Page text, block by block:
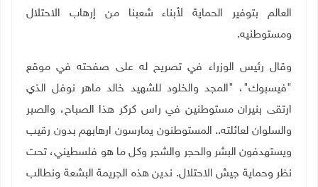
العالم بتوفير الحماية لأبناء شعبنا من إرهاب الاحتلال
ومستوطنيه.
وقال رئيس الوزراء في تصريح له على صفحته في موقع
"فيسبوك"، "المجد والخلود للشهيد خالد ماهر نوفل الذي
ارتقى بنيران مستوطنين في راس كركر هذا الصباح، والصبر
والسلوان لعائلته.. المستوطنون يمارسون ارهابهم بدون رقيب
ويستهدفون البشر والحجر والشجر وكل ما هو فلسطيني، تحت
نظر وحماية جيش الاحتلال. ندين هذه الجريمة البشعة ونطالب